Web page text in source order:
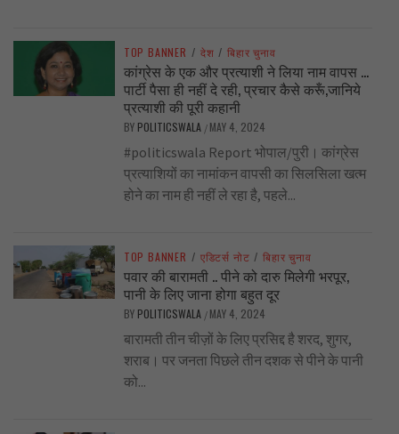
TOP BANNER / देश / बिहार चुनाव
कांग्रेस के एक और प्रत्याशी ने लिया नाम वापस …
पार्टी पैसा ही नहीं दे रही, प्रचार कैसे करूँ,जानिये
प्रत्याशी की पूरी कहानी
BY POLITICSWALA / MAY 4, 2024
#politicswala Report भोपाल/पुरी। कांग्रेस
प्रत्याशियों का नामांकन वापसी का सिलसिला खत्म
होने का नाम ही नहीं ले रहा है, पहले...
TOP BANNER / एडिटर्स नोट / बिहार चुनाव
पवार की बारामती .. पीने को दारु मिलेगी भरपूर,
पानी के लिए जाना होगा बहुत दूर
BY POLITICSWALA / MAY 4, 2024
बारामती तीन चीज़ों के लिए प्रसिद्द है शरद, शुगर,
शराब। पर जनता पिछले तीन दशक से पीने के पानी
को...